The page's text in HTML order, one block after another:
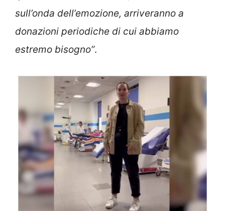
sull’onda dell’emozione, arriveranno a
donazioni periodiche di cui abbiamo
estremo bisogno”.